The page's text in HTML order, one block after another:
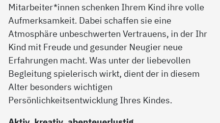
Mitarbeiter*innen schenken Ihrem Kind ihre volle
Aufmerksamkeit. Dabei schaffen sie eine
Atmosphäre unbeschwerten Vertrauens, in der Ihr
Kind mit Freude und gesunder Neugier neue
Erfahrungen macht. Was unter der liebevollen
Begleitung spielerisch wirkt, dient der in diesem
Alter besonders wichtigen
Persönlichkeitsentwicklung Ihres Kindes.